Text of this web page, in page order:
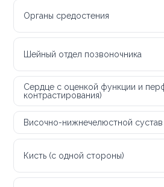
Органы средостения
Шейный отдел позвоночника
Сердце с оценкой функции и
контрастирования)
Височно-нижнечелюстной сустав
Кисть (с одной стороны)